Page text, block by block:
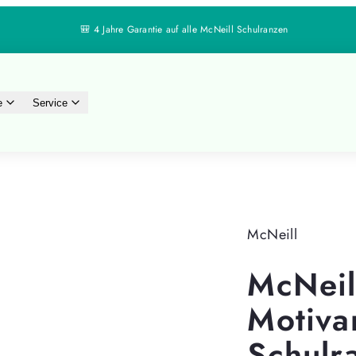
🔄 30 Tage Rückgaberecht
Service
McNeill